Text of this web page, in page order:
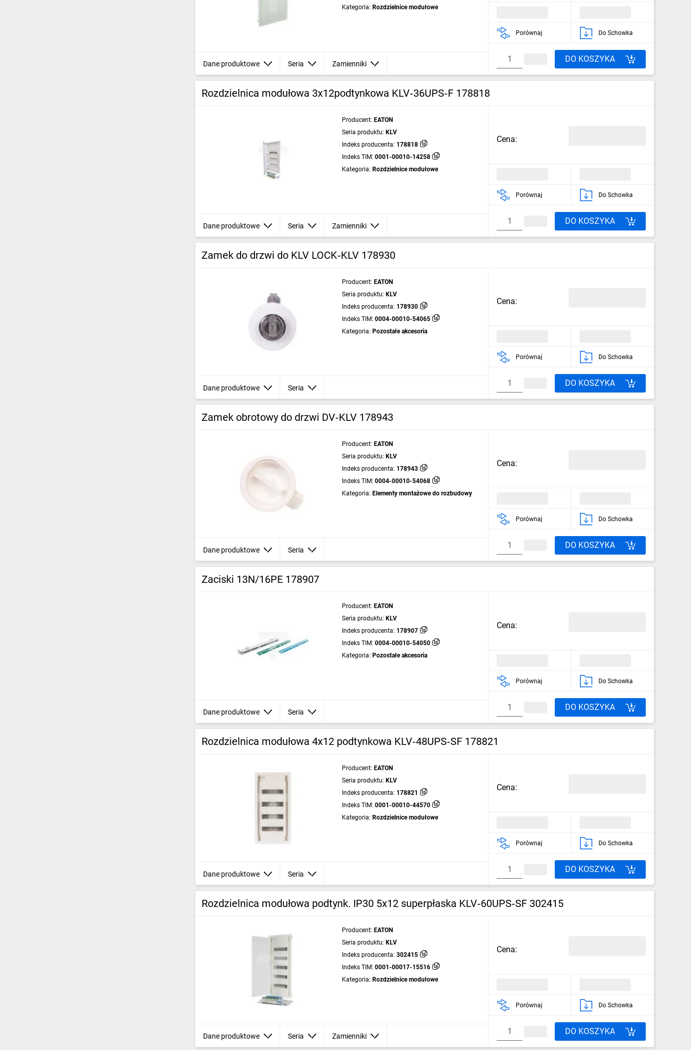
Kategoria: Rozdzielnice modułowe
Dane produktowe Seria Zamienniki
Porównaj Do Schowka
DO KOSZYKA
Rozdzielnica modułowa 3x12podtynkowa KLV‑36UPS‑F 178818
Producent: EATON
Seria produktu: KLV
Indeks producenta: 178818
Indeks TIM: 0001-00010-14258
Kategoria: Rozdzielnice modułowe
Dane produktowe Seria Zamienniki
Cena:
Porównaj Do Schowka
DO KOSZYKA
Zamek do drzwi do KLV LOCK‑KLV 178930
Producent: EATON
Seria produktu: KLV
Indeks producenta: 178930
Indeks TIM: 0004-00010-54065
Kategoria: Pozostałe akcesoria
Dane produktowe Seria
Cena:
Porównaj Do Schowka
DO KOSZYKA
Zamek obrotowy do drzwi DV‑KLV 178943
Producent: EATON
Seria produktu: KLV
Indeks producenta: 178943
Indeks TIM: 0004-00010-54068
Kategoria: Elementy montażowe do rozbudowy
Dane produktowe Seria
Cena:
Porównaj Do Schowka
DO KOSZYKA
Zaciski 13N/16PE 178907
Producent: EATON
Seria produktu: KLV
Indeks producenta: 178907
Indeks TIM: 0004-00010-54050
Kategoria: Pozostałe akcesoria
Dane produktowe Seria
Cena:
Porównaj Do Schowka
DO KOSZYKA
Rozdzielnica modułowa 4x12 podtynkowa KLV‑48UPS‑SF 178821
Producent: EATON
Seria produktu: KLV
Indeks producenta: 178821
Indeks TIM: 0001-00010-44570
Kategoria: Rozdzielnice modułowe
Dane produktowe Seria
Cena:
Porównaj Do Schowka
DO KOSZYKA
Rozdzielnica modułowa podtynk. IP30 5x12 superpłaska KLV‑60UPS‑SF 302415
Producent: EATON
Seria produktu: KLV
Indeks producenta: 302415
Indeks TIM: 0001-00017-15516
Kategoria: Rozdzielnice modułowe
Dane produktowe Seria Zamienniki
Cena:
Porównaj Do Schowka
DO KOSZYKA